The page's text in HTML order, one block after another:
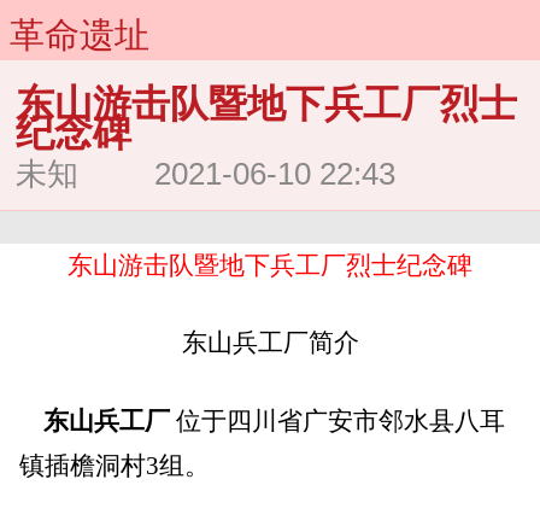
革命遗址
东山游击队暨地下兵工厂烈士
纪念碑
未知 2021-06-10 22:43
东山游击队暨地下兵工厂烈士纪念碑
东山兵工厂简介
东山兵工厂 位于四川省广安市邻水县八耳
镇插檐洞村3组。